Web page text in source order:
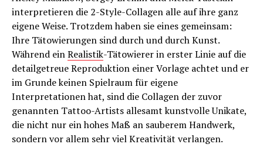
interpretieren die 2-Style-Collagen alle auf ihre ganz
eigene Weise. Trotzdem haben sie eines gemeinsam:
Ihre Tätowierungen sind durch und durch Kunst.
Während einRealistik-Tätowierer in erster Linie auf die
detailgetreue Reproduktion einer Vorlage achtet und er
im Grunde keinen Spielraum für eigene
Interpretationen hat, sind die Collagen der zuvor
genannten Tattoo-Artists allesamt kunstvolle Unikate,
die nicht nur ein hohes Maß an sauberem Handwerk,
sondern vor allem sehr viel Kreativität verlangen.